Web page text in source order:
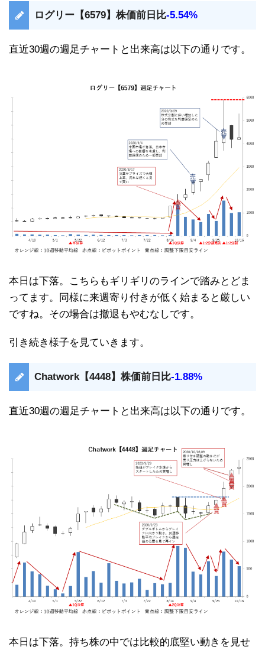
ログリー【6579】株価前日比-5.54%
直近30週の週足チャートと出来高は以下の通りです。
本日は下落。こちらもギリギリのラインで踏みとどま
ってます。同様に来週寄り付きが低く始まると厳しい
ですね。その場合は撤退もやむなしです。
引き続き様子を見ていきます。
Chatwork【4448】株価前日比-1.88%
直近30週の週足チャートと出来高は以下の通りです。
本日は下落。持ち株の中では比較的底堅い動きを見せ